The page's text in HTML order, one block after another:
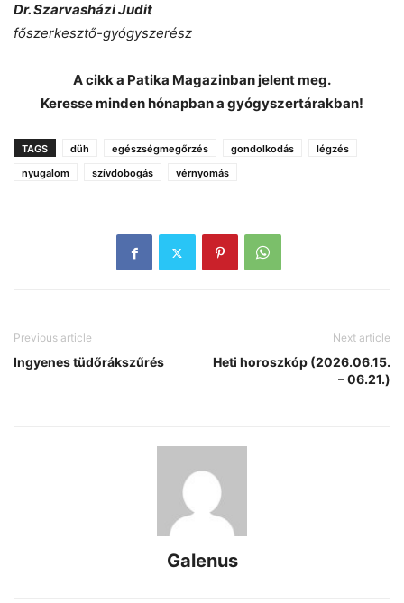
Dr. Szarvasházi Judit
főszerkesztő-gyógyszerész
A cikk a Patika Magazinban jelent meg.
Keresse minden hónapban a gyógyszertárakban!
TAGS düh egészségmegőrzés gondolkodás
légzés
nyugalom
szívdobogás vérnyomás
Previous article
Ingyenes tüdőrákszűrés
Next article
Heti horoszkóp (2026.06.15.
– 06.21.)
Galenus